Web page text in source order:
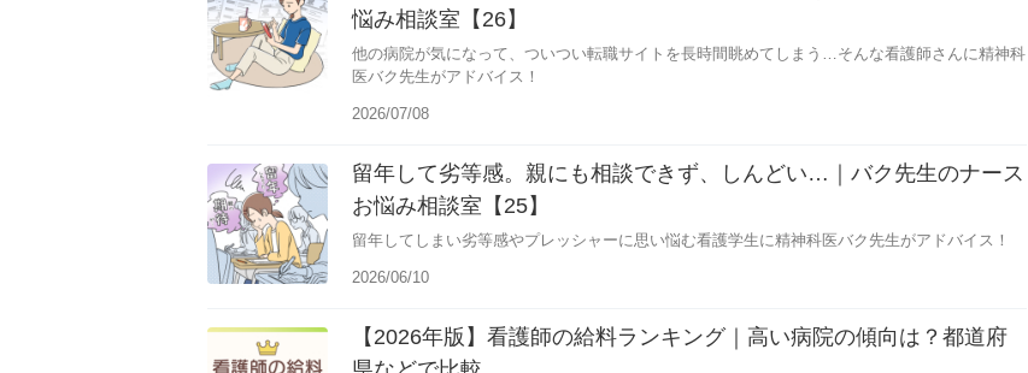
悩み相談室【26】
他の病院が気になって、ついつい転職サイトを長時間眺めてしまう…そんな看護師さんに精神科
医バク先生がアドバイス！
2026/07/08
留年して劣等感。親にも相談できず、しんどい…｜バク先生のナース
お悩み相談室【25】
留年してしまい劣等感やプレッシャーに思い悩む看護学生に精神科医バク先生がアドバイス！
2026/06/10
【2026年版】看護師の給料ランキング｜高い病院の傾向は？都道府